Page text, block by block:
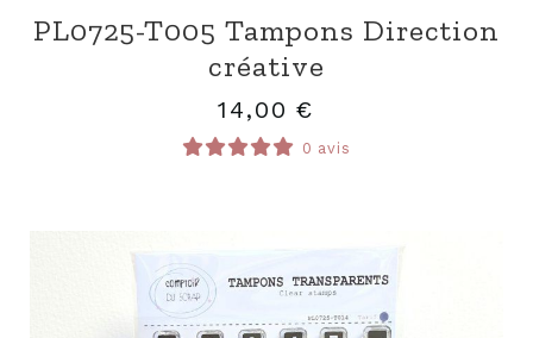
PL0725-T005 Tampons Direction
créative
14,00 €
0 avis